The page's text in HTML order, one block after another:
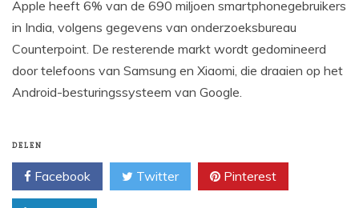
Apple heeft 6% van de 690 miljoen smartphonegebruikers
in India, volgens gegevens van onderzoeksbureau
Counterpoint. De resterende markt wordt gedomineerd
door telefoons van Samsung en Xiaomi, die draaien op het
Android-besturingssysteem van Google.
DELEN
Facebook Twitter Pinterest